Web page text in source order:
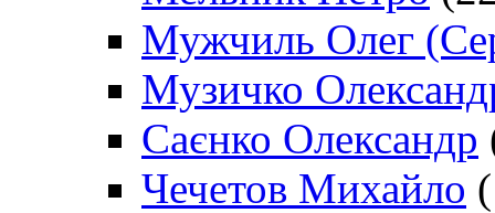
Мужчиль Олег
Музичко
Саєнко Олександр
Чечетов Михайло